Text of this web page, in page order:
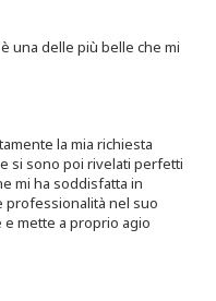
una delle più belle che mi
la mia richiesta
si sono poi rivelati perfetti
mi ha soddisfatta in
professionalità nel suo
e mette a proprio agio